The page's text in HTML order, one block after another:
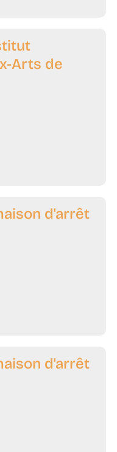
Arts de
d'arrêt
d'arrêt